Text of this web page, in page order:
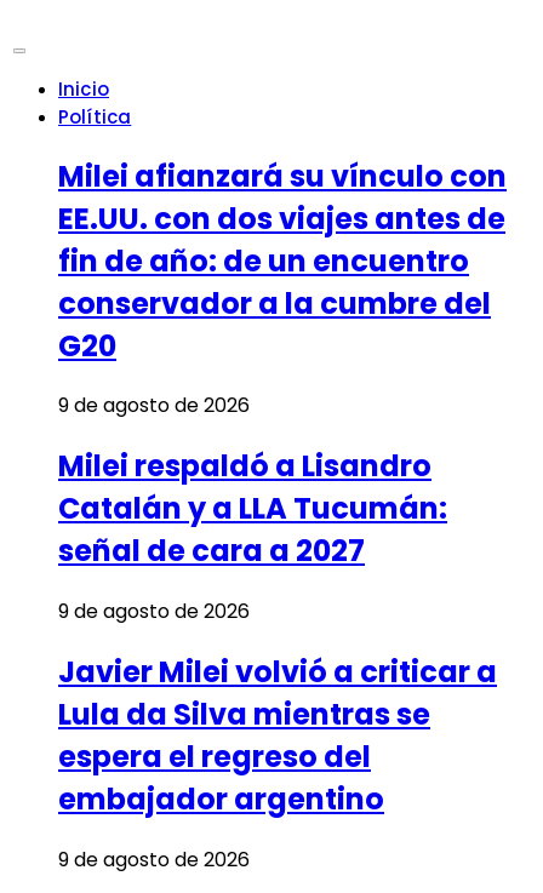
Inicio
Política
Milei afianzará su vínculo con
EE.UU. con dos viajes antes de
fin de año: de un encuentro
conservador a la cumbre del
G20
9 de agosto de 2026
Milei respaldó a Lisandro
Catalán y a LLA Tucumán:
señal de cara a 2027
9 de agosto de 2026
Javier Milei volvió a criticar a
Lula da Silva mientras se
espera el regreso del
embajador argentino
9 de agosto de 2026